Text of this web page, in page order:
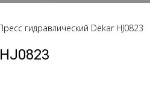
гидравлический Dekar HJ0823